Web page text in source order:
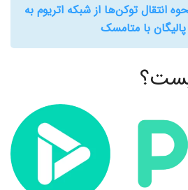
انتقال توکن‌ها از شبکه اتریوم به
با متامسک